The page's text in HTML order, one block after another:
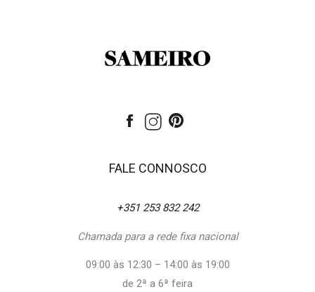
FALE CONNOSCO
+351 253 832 242
Chamada para a rede fixa nacional
09:00 às 12:30 – 14:00 às 19:00
de 2ª a 6ª feira